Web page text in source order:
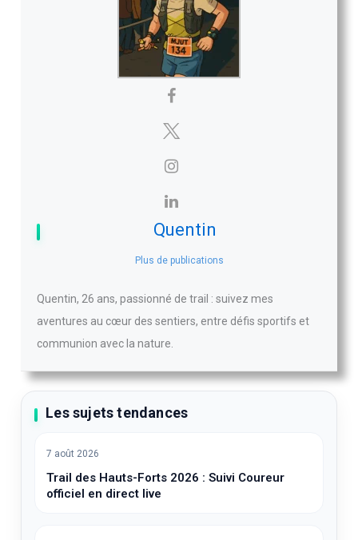
Quentin
Plus de publications
Quentin, 26 ans, passionné de trail : suivez mes
aventures au cœur des sentiers, entre défis sportifs et
communion avec la nature.
Les sujets tendances
7 août 2026
Trail des Hauts-Forts 2026 : Suivi Coureur
officiel en direct live